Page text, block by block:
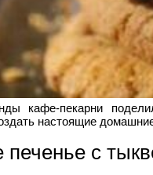
кафе-пекарни
настоящие
с